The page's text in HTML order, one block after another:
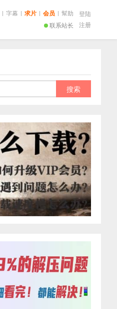
联系站长
| 字幕 | 求片 | 会员 | 幫助
登陆
注册